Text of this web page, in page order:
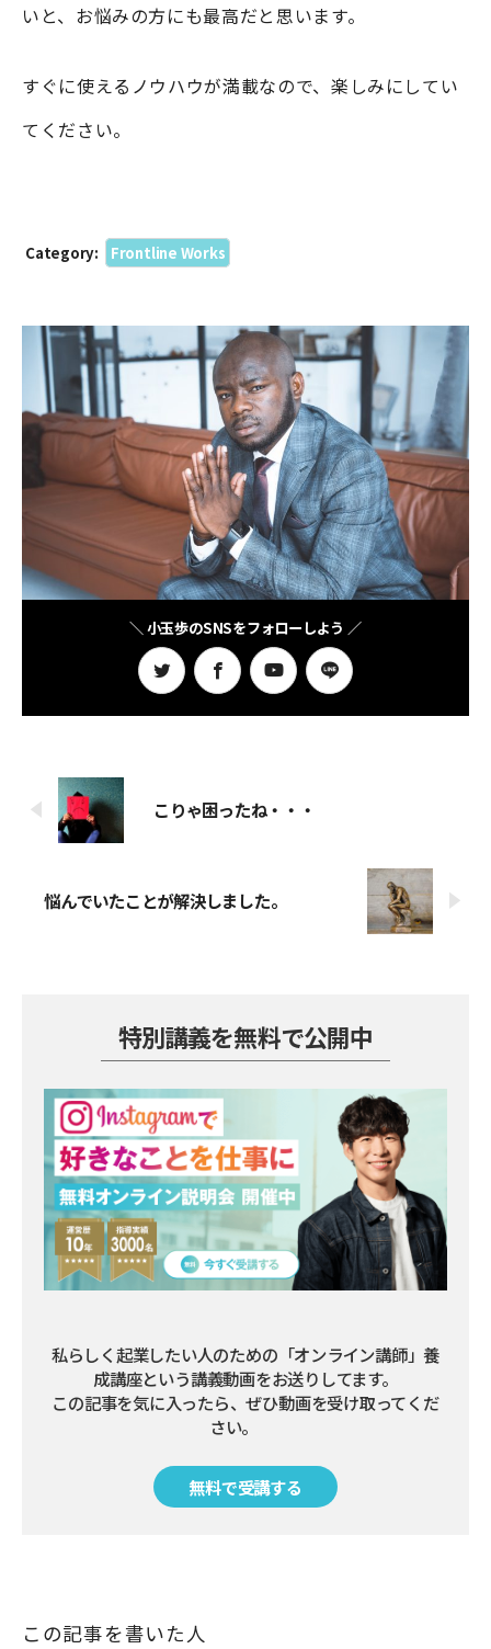
いと、お悩みの方にも最高だと思います。
すぐに使えるノウハウが満載なので、楽しみにしてい
てください。
Category: Frontline Works
＼ 小玉歩のSNSをフォローしよう ／
こりゃ困ったね・・・
悩んでいたことが解決しました。
特別講義を無料で公開中
私らしく起業したい人のための「オンライン講師」養
成講座という講義動画をお送りしてます。
この記事を気に入ったら、ぜひ動画を受け取ってくだ
さい。
無料で受講する
この記事を書いた人